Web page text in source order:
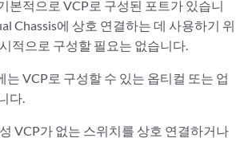
본적으로 VCP로 구성된 포트가 있습니
Chassis에 상호 연결하는 데 사용하기 위
적으로 구성할 필요는 없습니다.
VCP로 구성할 수 있는 옵티컬 또는 업
다.
VCP가 없는 스위치를 상호 연결하거나